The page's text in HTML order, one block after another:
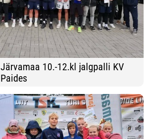
Järvamaa 10.-12.kl jalgpalli KV
Paides